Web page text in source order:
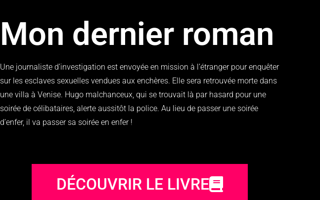
Mon dernier roman
Une journaliste d’investigation est envoyée en mission à l’étranger pour enquêter
sur les esclaves sexuelles vendues aux enchères. Elle sera retrouvée morte dans
une villa à Venise. Hugo malchanceux, qui se trouvait là par hasard pour une
soirée de célibataires, alerte aussitôt la police. Au lieu de passer une soirée
d’enfer, il va passer sa soirée en enfer !
DÉCOUVRIR LE LIVRE